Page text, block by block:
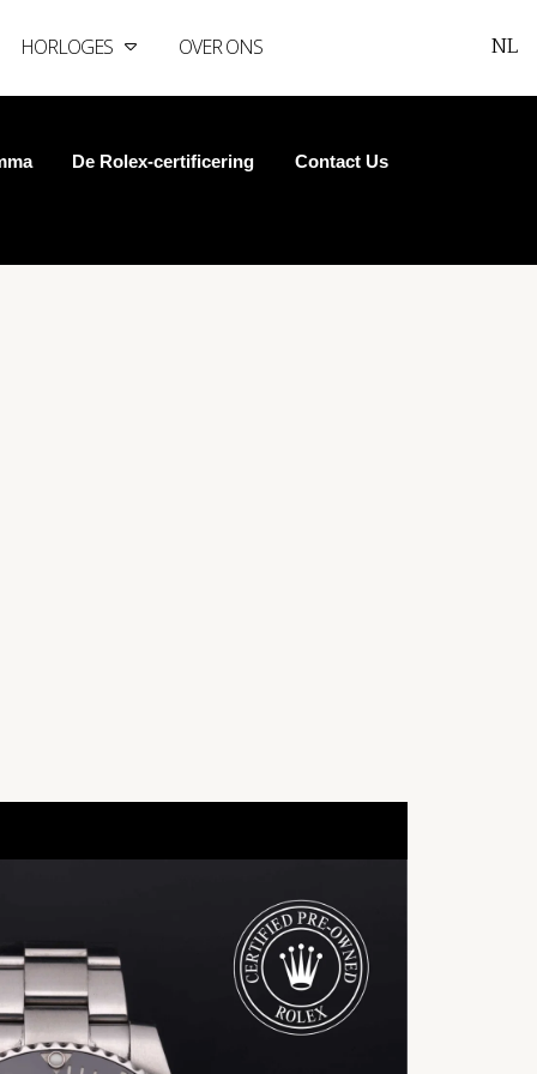
HORLOGES OVER ONS NL
De Rolex-certificering Contact Us